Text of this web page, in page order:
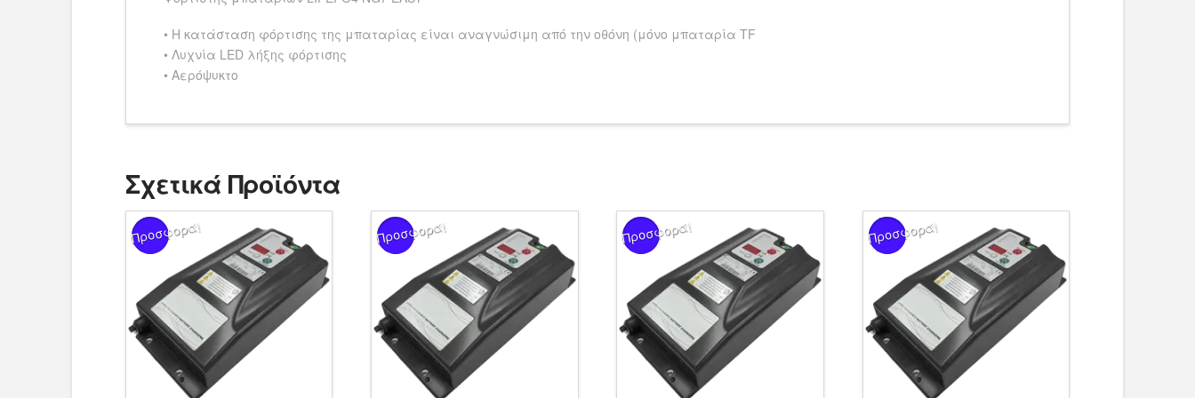
• Η κατάσταση φόρτισης της μπαταρίας είναι αναγνώσιμη από την οθόνη (μόνο μπαταρία TF
• Λυχνία LED λήξης φόρτισης
• Αερόψυκτο
Σχετικά Προϊόντα
Προσφορά! Προσφορά! Προσφορά! Προσφορά!